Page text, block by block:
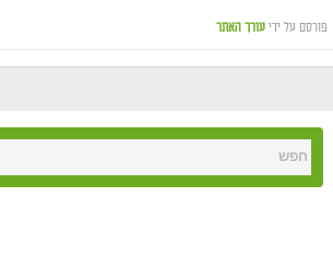
פורסם על ידי עורך האתר